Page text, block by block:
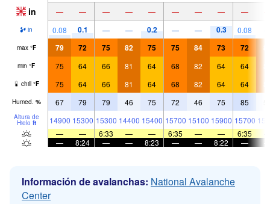
in — — — — — — — — —
in 0.08 0.1 — — 0.2 — — 0.3 0.08
max °F 79 72 75 82 75 75 84 73 72
min °F 75 64 66 81 64 68 82 64 64
chill °F 75 64 66 81 64 68 82 64 64
Humed. % 67 79 79 46 75 72 46 75 85
Altura de
Hielo ft 14900 15300 15300 14400 15400 15700 15100 15900 15700
—
— 6:33 — — 6:35 — — 6:35
—
8:24 — — 8:23 — — 8:22 —
Información de avalanchas: National Avalanche
Center